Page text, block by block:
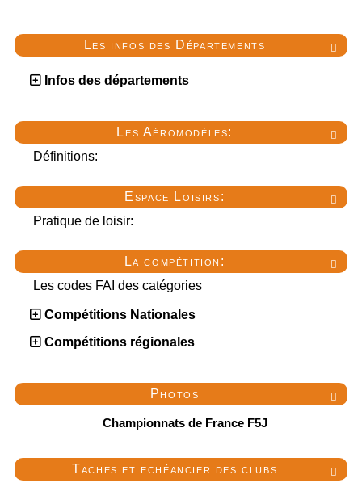

Les infos des Départements
Infos des départements

Les Aéromodèles:
Définitions:

Espace Loisirs:
Pratique de loisir:

La compétition:
Les codes FAI des catégories
Compétitions Nationales
Compétitions régionales

Photos
Championnats de France F5J

Taches et echéancier des clubs